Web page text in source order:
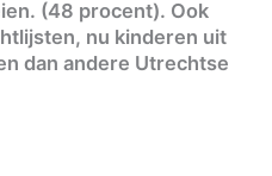
(48 procent). Ook
nu kinderen uit
dan andere Utrechtse